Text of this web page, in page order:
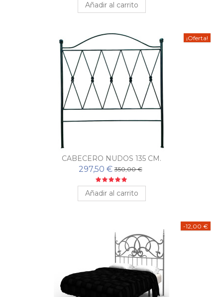
Añadir al carrito
¡Oferta!
CABECERO NUDOS 135 CM.
297,50 €350,00 €
Añadir al carrito
-12,00 €